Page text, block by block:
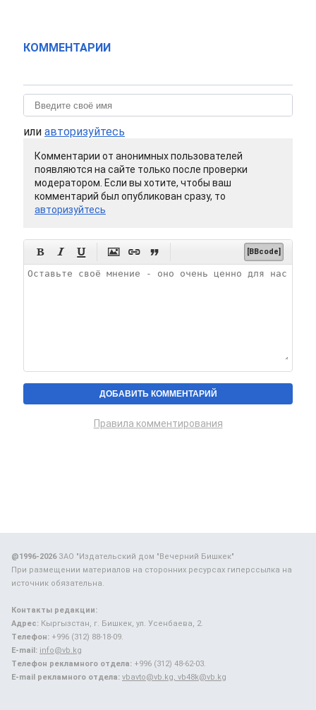
КОММЕНТАРИИ
или авторизуйтесь
Комментарии от анонимных пользователей
появляются на сайте только после проверки
модератором. Если вы хотите, чтобы ваш
комментарий был опубликован сразу, то
авторизуйтесь
      [BBcode]
Правила комментирования
@1996-2026ЗАО "Издательский дом "Вечерний Бишкек"
При размещении материалов на сторонних ресурсах гиперссылка на
источник обязательна.
Контакты редакции:
Адрес: Кыргызстан, г. Бишкек, ул. Усенбаева, 2.
Телефон: +996 (312) 88-18-09.
E-mail: info@vb.kg
Телефон рекламного отдела: +996 (312) 48-62-03.
E-mail рекламного отдела: vbavto@vb.kg, vb48k@vb.kg